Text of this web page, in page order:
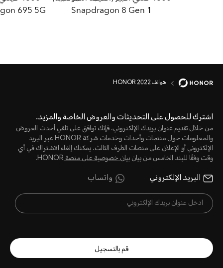
Snapdragon 8 Gen 1
695 5G
هواتف HONOR 2022
اشترك للحصول على التحديثات والعروض الخاصة والمزيد.
من خلال تقديم عنوان بريدك الإلكتروني، فإنك توافق على تلقي أحدث العروض
والمعلومات حول منتجات وأحداث وخدمات شركة HONOR عبر البريد
الإلكتروني أو الإعلان على منصات الطرف الثالث. يمكنك إلغاء الاشتراك في أي
وقت وفقًا للبند الخامس من بيانبيان خصوصية على منصةHONOR.
البريد الإلكتروني واتساب
قم بالتسجيل